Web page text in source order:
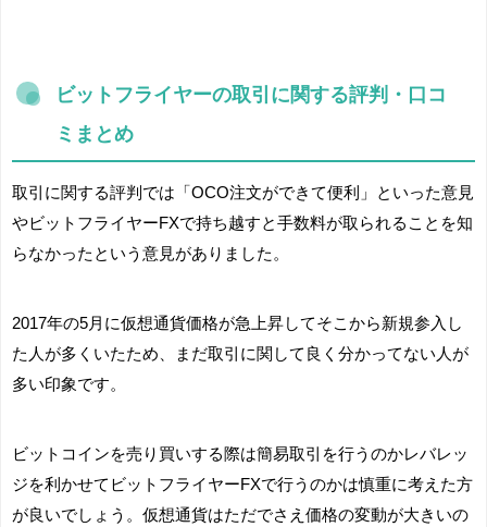
ビットフライヤーの取引に関する評判・口コ
ミまとめ
取引に関する評判では「OCO注文ができて便利」といった意見
やビットフライヤーFXで持ち越すと手数料が取られることを知
らなかったという意見がありました。
2017年の5月に仮想通貨価格が急上昇してそこから新規参入し
た人が多くいたため、まだ取引に関して良く分かってない人が
多い印象です。
ビットコインを売り買いする際は簡易取引を行うのかレバレッ
ジを利かせてビットフライヤーFXで行うのかは慎重に考えた方
が良いでしょう。仮想通貨はただでさえ価格の変動が大きいの